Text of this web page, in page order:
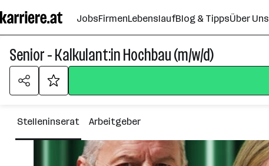
Seiteninhalt
springen
JobsFirmenLebenslaufBlog & TippsÜber Uns
Senior - Kalkulant:in Hochbau (m/w/d)
Stelleninserat Arbeitgeber